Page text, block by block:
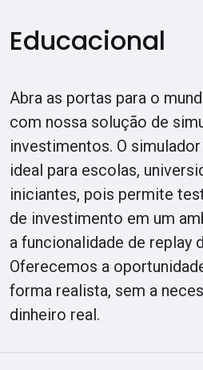
Educacional
Abra as portas para o
com nossa solução de
investimentos. O
ideal para escolas,
iniciantes, pois permite
de investimento em um
a funcionalidade de replay
Oferecemos a
forma realista, sem a
dinheiro real.